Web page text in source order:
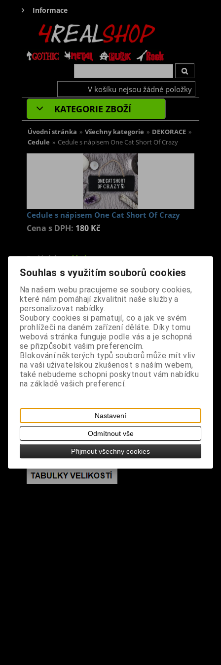
Informace
V košíku nejsou žádné položky
KATEGORIE ZBOŽÍ
Úvodní stránka » Všechny kategorie » DEKORACE »
Cedule » Cedule s nápisem One Cat Short Of Crazy
Cedule s nápisem One Cat Short Of Crazy
Cena s DPH: 180 Kč
Dodání dny:skladem
ks
Koupit
Tabulky velikostí: zde
Výrobce:import UK
Katalogové číslo:DOKCCEDBPUS5384
Záruka (měsíců):24
Dotaz na výrobek
Tisk
materiál: MDF
design: dekorační cedule s nápisem "One Cat
pro všechny milovníky koček
rozměry: délka 20 cm, výška 7 cm, tloušťka 1 cm
Souhlas s využitím souborů cookies
Na našem webu pracujeme se soubory cookies,
které nám pomáhají zkvalitnit naše služby a
personalizovat nabídky.
Soubory cookies si pamatují, co a jak ve svém
prohlížeči na daném zařízení děláte. Díky tomu
webová stránka funguje podle vás a je schopná
se přizpůsobit vašim preferencím.
Blokování některých typů souborů může mít vliv
na vaši uživatelskou zkušenost s naším webem,
také nebudeme schopni poskytnout vám nabídku
na základě vašich preferencí.
Nastavení
Odmítnout vše
Přijmout všechny cookies